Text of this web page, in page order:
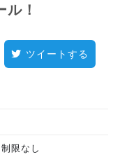
！
ツイートする
限なし